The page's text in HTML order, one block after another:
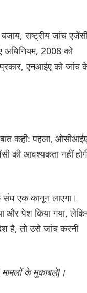
राष्ट्रीय जांच
अधिनियम, 2008 को
एनआईए को जांच
कही: पहला,
की आवश्यकता नहीं
संघ एक कानून लाएगा।
और पेश किया गया,
है, तो उसे जांच करनी
के मुकाबले]।